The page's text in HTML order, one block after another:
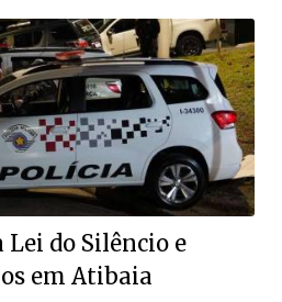
Lei do Silêncio e
em Atibaia